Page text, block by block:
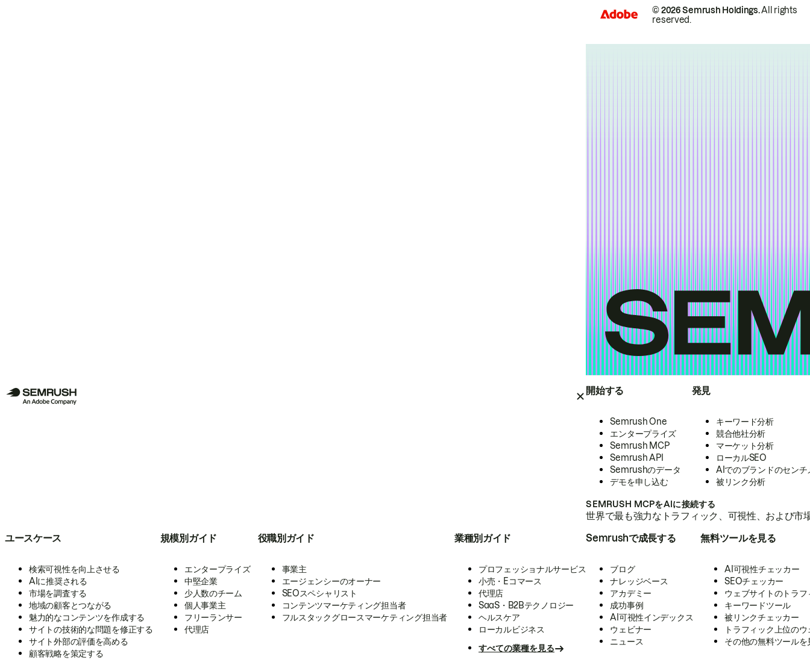
開始する
Semrush One
エンタープライズ
Semrush MCP
Semrush API
Semrushのデータ
デモを申し込む
発見
キーワード分析
競合他社分析
マーケット分析
ローカルSEO
AIでのブランドのセンチ
被リンク分析
SEMRUSH MCPをAIに接続する
世界で最も強力なトラフィック、可視性、および
ユースケース
検索可視性を向上させる
AIに推奨される
市場を調査する
地域の顧客とつながる
魅力的なコンテンツを作成する
サイトの技術的な問題を修正する
サイト外部の評価を高める
顧客戦略を策定する
規模別ガイド
エンタープライズ
中堅企業
少人数のチーム
個人事業主
フリーランサー
代理店
役職別ガイド
事業主
エージェンシーのオーナー
SEOスペシャリスト
コンテンツマーケティング担当者
フルスタックグロースマーケティング担当者
業種別ガイド
プロフェッショナルサービス
小売・Eコマース
代理店
SaaS・B2Bテクノロジー
ヘルスケア
ローカルビジネス
すべての業種を見る
Semrushで成長する
ブログ
ナレッジベース
アカデミー
成功事例
AI可視性インデックス
ウェビナー
ニュース
無料ツールを見る
AI可視性チェッカー
SEOチェッカー
ウェブサイトのトラ
キーワードツール
被リンクチェッカー
トラフィック上位の
その他の無料ツールを
© 2026 Semrush Holdings.All rights
reserved.